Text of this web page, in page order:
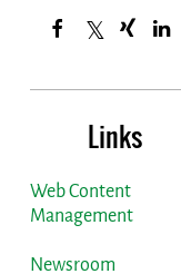
Links
Web Content
Management
Newsroom